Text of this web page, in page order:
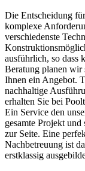
Die Entscheidung
komplexe
verschiedenste
ausführlich, so dass
Beratung planen wir
Ihnen ein Angebot.
nachhaltige
erhalten Sie bei
Ein Service den
gesamte Projekt und
zur Seite. Eine
Nachbetreuung ist
erstklassig